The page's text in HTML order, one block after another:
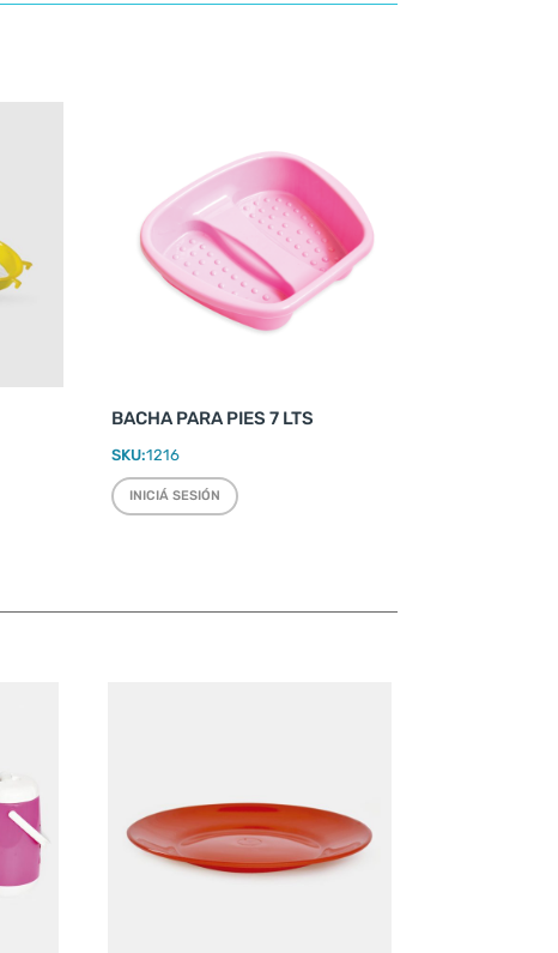
BACHA PARA PIES 7 LTS
SKU:1216
INICIÁ SESIÓN